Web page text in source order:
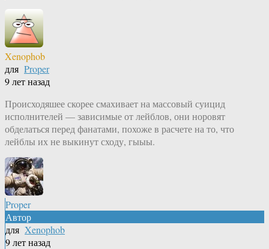
Xenophob
для Proper
9 лет назад
Происходяшее скорее смахивает на массовый суицид
исполнителей — зависимые от лейблов, они норовят
обделаться перед фанатами, похоже в расчете на то, что
лейблы их не выкинут сходу, гыыы.
Proper
Автор
для Xenophob
9 лет назад